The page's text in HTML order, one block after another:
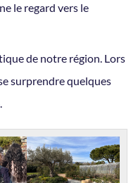
le regard vers le
de notre région. Lors
surprendre quelques